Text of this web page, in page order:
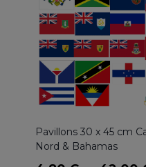
Pavillons 30 x 45 cm
Nord & Bahamas